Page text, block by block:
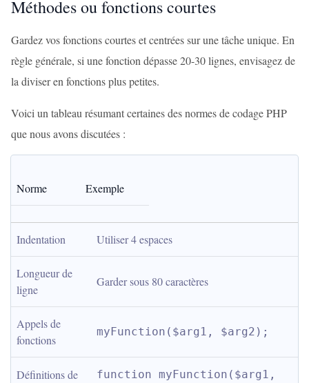
Méthodes ou fonctions courtes
Gardez vos fonctions courtes et centrées sur une tâche unique. En
règle générale, si une fonction dépasse 20-30 lignes, envisagez de
la diviser en fonctions plus petites.
Voici un tableau résumant certaines des normes de codage PHP
que nous avons discutées :
Norme Exemple
Indentation Utiliser 4 espaces
Longueur de
ligne
Garder sous 80 caractères
Appels de
fonctions
myFunction($arg1, $arg2);
Définitions de
function myFunction($arg1,